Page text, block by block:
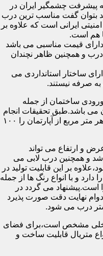
پیشرفت چشمگیر ایران در
بتوان گفت مناسب ترین درب
ایرانی است که علاوه بر
هم است.
قیمت مناسبی می باشد
درب و همچنین ظاهر نچندان
ساختار استانداردی می
صرفه نیستند.
ساختمان از جمله
می باشد.طبق تحقیقات انجام
شده،درب لابی لوکس می تواند ارزش هر متر مربع از آپارتمان را ۱۰۰
و ارتفاع می تواند
داشته باشد و همچنین درب لابی می
بر این قابلیت تولید در
و با انواع رنگ ها از جمله
است.پیشنهاد می گردد در
نهایت دقت صورت پذیرد
درب می شود.
مشخص است،برای فضای
متریال قابلیت ساخت و